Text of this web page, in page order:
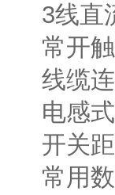
3线直
常开
线缆
电感
开关
常用